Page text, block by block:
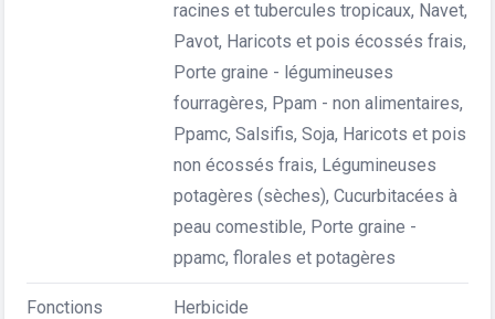
racines et tubercules tropicaux, Navet,
Pavot, Haricots et pois écossés frais,
Porte graine - légumineuses
fourragères, Ppam - non alimentaires,
Ppamc, Salsifis, Soja, Haricots et pois
non écossés frais, Légumineuses
potagères (sèches), Cucurbitacées à
peau comestible, Porte graine -
ppamc, florales et potagères
Fonctions Herbicide